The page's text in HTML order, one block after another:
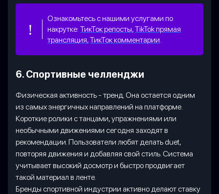
Ознакомьтесь с нашими услугами по
накрутке: ТикТок репосты,TikTok прямая
трансляция,ТикТок комментарии.
6. Спортивные челленджи
Физическая активность - тренд. Она остается одним
из самых энергичных направлений на платформе.
Короткие ролики с танцами, упражнениями или
необычными движениями сегодня заходят в
рекомендации. Пользователи любят делать duet,
повторяя движения и добавляя свой стиль. Система
учитывает высокий досмотр и быстро продвигает
такой материал в ленте.
Бренды спортивной индустрии активно делают ставку